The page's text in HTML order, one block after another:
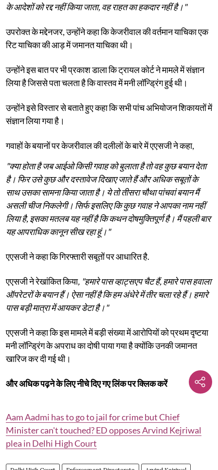
के आदेशों को रद्द नहीं किया जाता, वह राहत का हकदार नहीं है।"
उपरोक्त के मद्देनजर, उन्होंने कहा कि केजरीवाल की वर्तमान याचिका एक
रिट याचिका की आड़ में जमानत याचिका थी।
उन्होंने इस बात पर भी प्रकाश डाला कि ट्रायल कोर्ट ने मामले में संज्ञान
लिया है जिससे पता चलता है कि वास्तव में मनी लॉन्ड्रिंग हुई थी।
उन्होंने इसे विस्तार से बताते हुए कहा कि सभी पांच अभियोजन शिकायतों में
संज्ञान लिया गया है।
गवाहों के बयानों पर केजरीवाल की दलीलों के बारे में एएसजी ने कहा,
"क्या होता है जब आईओ किसी गवाह को बुलाता है तो वह कुछ बयान देता
है। फिर उसे कुछ और दस्तावेज दिखाए जाते हैं और अधिक सबूतों के
साथ उसका सामना किया जाता है। ये तो तीसरा चौथा पांचवां बयान मैं
असली चीज निकलेगी। सिर्फ इसलिए कि कुछ गवाह ने आपका नाम नहीं
लिया है, इसका मतलब यह नहीं है कि कथन दोषमुक्तिपूर्ण है। मैं पहली बार
यह आपराधिक कानून सीख रहा हूं।"
एएसजी ने कहा कि गिरफ्तारी सबूतों पर आधारित है.
एएसजी ने रेखांकित किया, "हमारे पास व्हाट्सएप चैट हैं, हमारे पास हवाला
ऑपरेटरों के बयान हैं। ऐसा नहीं है कि हम अंधेरे में तीर चला रहे हैं। हमारे
पास बड़ी मात्रा में आयकर डेटा है।"
एएसजी ने कहा कि इस मामले में बड़ी संख्या में आरोपियों को प्रथम दृष्टया
मनी लॉन्ड्रिंग के अपराध का दोषी पाया गया है क्योंकि उनकी जमानत
खारिज कर दी गई थी।
और अधिक पढ़ने के लिए नीचे दिए गए लिंक पर क्लिक करें
Aam Aadmi has to go to jail for crime but Chief
Minister can't touched? ED opposes Arvind Kejriwal
plea in Delhi High Court